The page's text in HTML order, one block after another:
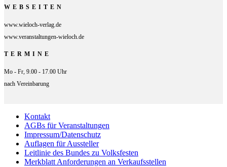
WEBSEITEN
www.wieloch-verlag.de
www.veranstaltungen-wieloch.de
TERMINE
Mo - Fr, 9.00 - 17.00 Uhr
nach Vereinbarung
Kontakt
AGBs für Veranstaltungen
Impressum/Datenschutz
Auflagen für Aussteller
Leitlinie des Bundes zu Volksfesten
Merkblatt Anforderungen an Verkaufsstellen